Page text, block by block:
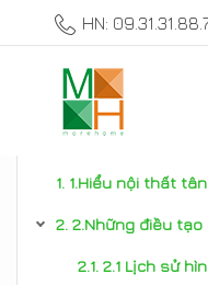
HN:
TƯ VẤN
1.Hiểu nội thất
2.Những điều
2.1 Lịch sử